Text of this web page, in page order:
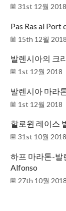
31st 12월 2018
Pas Ras al Port
15th 12월 2018
발렌시아의 크
1st 12월 2018
발렌시아 마라
1st 12월 2018
할로윈 레이스
31st 10월 2018
하프 마라톤-발
Alfonso
27th 10월 2018